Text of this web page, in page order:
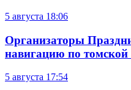
5 августа 18:06
Организаторы
навигацию по
5 августа 17:54